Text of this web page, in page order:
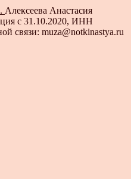
Алексеева Анастасия
с 31.10.2020, ИНН
связи: muza@notkinastya.ru